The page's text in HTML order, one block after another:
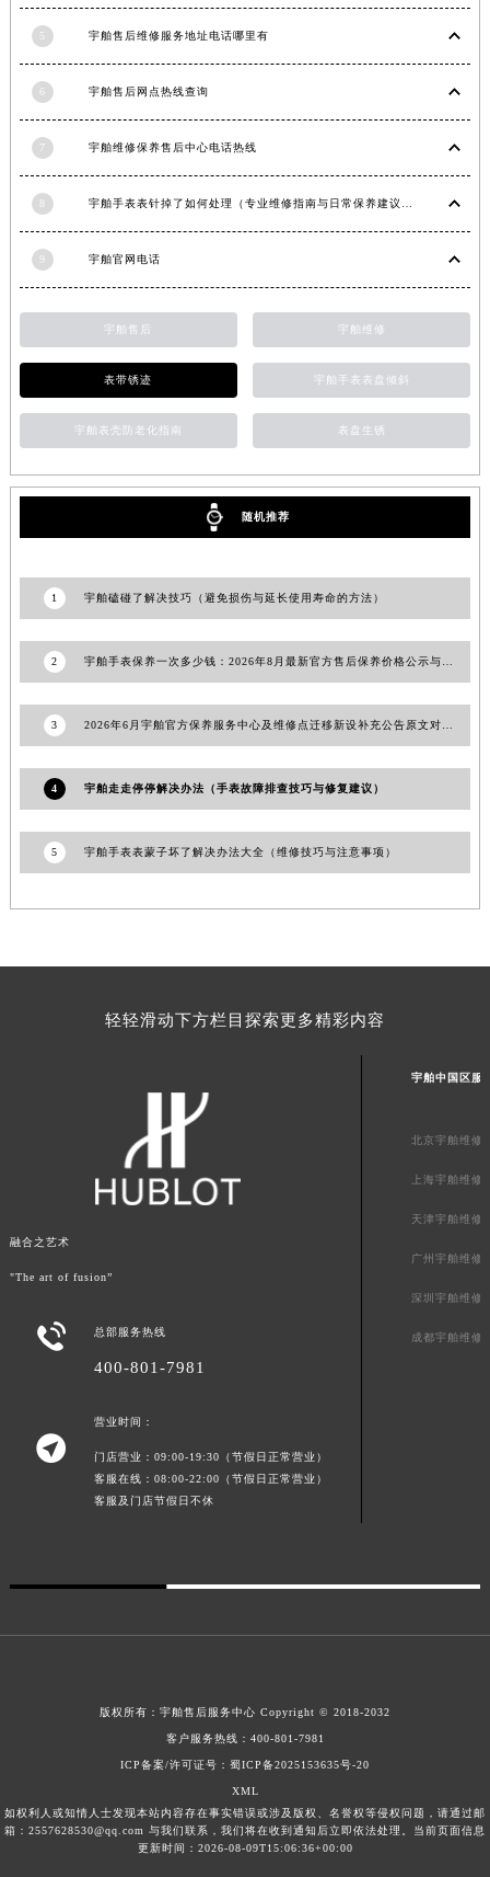
陕西省汉中市汉台区北大街宇舶售后服务中心（需提前预约）
陕西省商洛市商州区州城街宇舶售后服务中心（需提前预约）
陕西省榆林市榆阳区长兴路宇舶售后服务中心（需提前预约）
新疆维吾尔自治区阿拉山口市友好路宇舶售后服务中心（需提前预约）
新疆维吾尔自治区阿图什市光明路宇舶售后服务中心（需提前预约）
新疆维吾尔自治区北屯市团结路宇舶售后服务中心（需提前预约）
新疆维吾尔自治区昌吉市延安北路宇舶售后服务中心（需提前预约）
新疆维吾尔自治区喀什市解放北路宇舶售后服务中心（需提前预约）
新疆维吾尔自治区克拉玛依市克拉玛依区友谊路宇舶售后服务中心（需提前预约）
新疆维吾尔自治区库车市库车市文化东路宇舶售后服务中心（需提前预约）
新疆维吾尔自治区奎屯市团结西街宇舶售后服务中心（需提前预约）
新疆维吾尔自治区沙湾市三道河子镇世纪大道南路宇舶售后服务中心（需提前预约）
新疆维吾尔自治区塔城市塔城地区闻琴路宇舶售后服务中心（需提前预约）
新疆维吾尔自治区乌苏市乌鲁木齐北路宇舶售后服务中心（需提前预约）
新疆维吾尔自治区新星市东风路宇舶售后服务中心（需提前预约）
新疆维吾尔自治区伊宁市解放西路宇舶售后服务中心（需提前预约）
贵州省安顺市西秀区中华南路宇舶售后服务中心（需提前预约）
贵州省黔东南苗族侗族自治州凯里市北京西路宇舶售后服务中心（需提前预约）
贵州省黔西南布依族苗族自治州兴义市大道与桔香路交汇处宇舶售后服务中心（需提前预约）
贵州省铜仁市碧江区民主路宇舶售后服务中心（需提前预约）
四川省巴中市巴州区江北大道宇舶售后服务中心（需提前预约）
四川省广元市利州区老城南北街、东大街宇舶售后服务中心（需提前预约）
四川省泸州市江阳区治平路宇舶售后服务中心（需提前预约）
四川省眉山市东坡区三苏路宇舶售后服务中心（需提前预约）
四川省绵阳市涪城区翠花街宇舶售后服务中心（需提前预约）
四川省南充市高坪区江东大道宇舶售后服务中心（需提前预约）
四川省内江市东兴区汉安大道宇舶售后服务中心（需提前预约）
5 宇舶售后维修服务地址电话哪里有
6 宇舶售后网点热线查询
7 宇舶维修保养售后中心电话热线
宇舶手表表针掉了如何处理（专业维修指南与日常保养建议）
9 宇舶官网电话
宇舶售后 宇舶维修
表带锈迹 宇舶手表表盘倾斜
宇舶表壳防老化指南 表盘生锈
随机推荐
1 宇舶磕碰了解决技巧（避免损伤与延长使用寿命的方法）
2 宇舶手表保养一次多少钱：2026年8月最新官方售后保养价格公示与权威信息公告
3 2026年6月宇舶官方保养服务中心及维修点迁移新设补充公告原文对外公开
4 宇舶走走停停解决办法（手表故障排查技巧与修复建议）
5 宇舶手表表蒙子坏了解决办法大全（维修技巧与注意事项）
轻轻滑动下方栏目探索更多精彩内容
融合之艺术
"The art of fusion”
 总部服务热线
400-801-7981

营业时间：
门店营业：09:00-19:30（节假日正常营业）
客服在线：08:00-22:00（节假日正常营业）
客服及门店节假日不休
宇舶中国区服
北京宇舶维修
上海宇舶维修
天津宇舶维修
广州宇舶维修
深圳宇舶维修
成都宇舶维修
版权所有： 宇舶售后服务中心 Copyright © 2018-2032
客户服务热线： 400-801-7981
ICP备案/许可证号：蜀ICP备2025153635号-20
XML
如权利人或知情人士发现本站内容存在事实错误或涉及版权、名誉权等侵权问题，请通过邮
箱：2557628530@qq.com 与我们联系，我们将在收到通知后立即依法处理。当前页面信息
更新时间：2026-08-09T15:06:36+00:00